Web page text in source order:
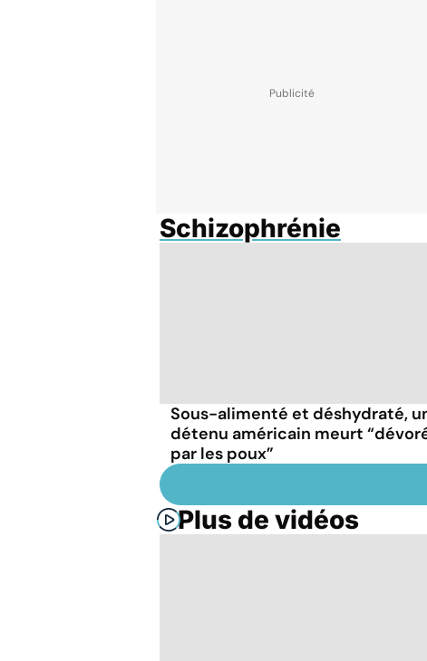
Schizophrénie
Sous-alimenté et déshydraté,
détenu américain meurt
par les poux”
Plus de vidéos